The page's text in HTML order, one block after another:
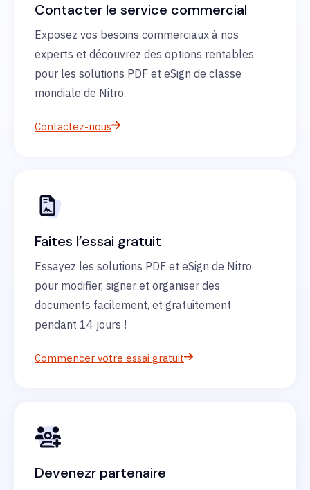
Contacter le service commercial
Exposez vos besoins commerciaux à nos
experts et découvrez des options rentables
pour les solutions PDF et eSign de classe
mondiale de Nitro.
Contactez-nous
Faites l’essai gratuit
Essayez les solutions PDF et eSign de Nitro
pour modifier, signer et organiser des
documents facilement, et gratuitement
pendant 14 jours !
Commencer votre essai gratuit
Devenezr partenaire